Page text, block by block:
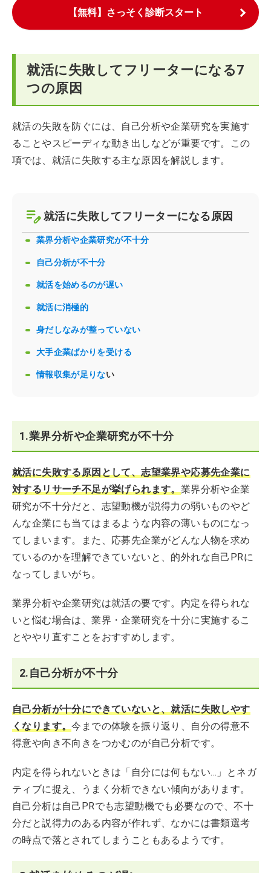
【無料】さっそく診断スタート
就活に失敗してフリーターになる7
つの原因
就活の失敗を防ぐには、自己分析や企業研究を実施す
ることやスピーディな動き出しなどが重要です。この
項では、就活に失敗する主な原因を解説します。
就活に失敗してフリーターになる原因
業界分析や企業研究が不十分
自己分析が不十分
就活を始めるのが遅い
就活に消極的
身だしなみが整っていない
大手企業ばかりを受ける
情報収集が足りない
1.業界分析や企業研究が不十分
就活に失敗する原因として、志望業界や応募先企業に
対するリサーチ不足が挙げられます。業界分析や企業
研究が不十分だと、志望動機が説得力の弱いものやど
んな企業にも当てはまるような内容の薄いものになっ
てしまいます。また、応募先企業がどんな人物を求め
ているのかを理解できていないと、的外れな自己PRに
なってしまいがち。
業界分析や企業研究は就活の要です。内定を得られな
いと悩む場合は、業界・企業研究を十分に実施するこ
とややり直すことをおすすめします。
2.自己分析が不十分
自己分析が十分にできていないと、就活に失敗しやす
くなります。今までの体験を振り返り、自分の得意不
得意や向き不向きをつかむのが自己分析です。
内定を得られないときは「自分には何もない…」とネガ
ティブに捉え、うまく分析できない傾向があります。
自己分析は自己PRでも志望動機でも必要なので、不十
分だと説得力のある内容が作れず、なかには書類選考
の時点で落とされてしまうこともあるようです。